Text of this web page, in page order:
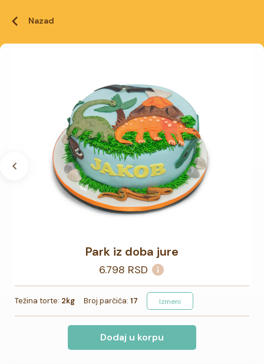
Nazad
Park iz doba jure
6.798 RSD
Težina torte: 2kg Broj parčića: 17 Izmeni
Dodaj u korpu